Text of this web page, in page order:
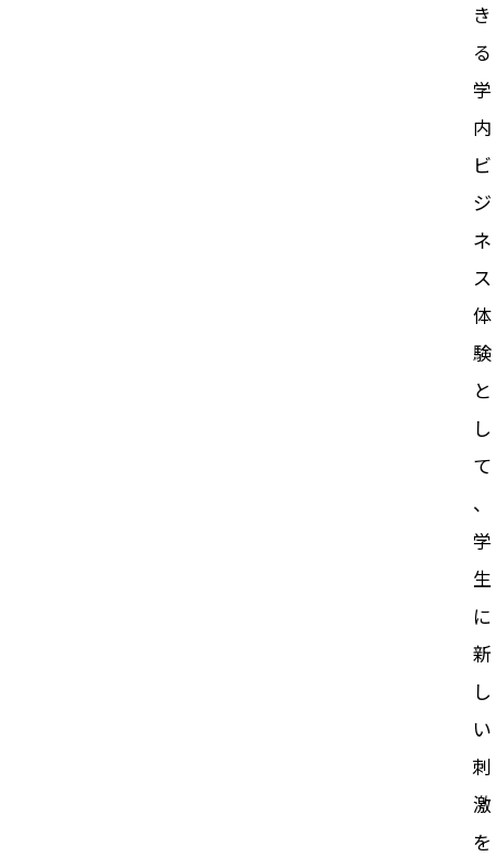
き
る
学
内
ビ
ジ
ネ
ス
体
験
と
し
て
、
学
生
に
新
し
い
刺
激
を